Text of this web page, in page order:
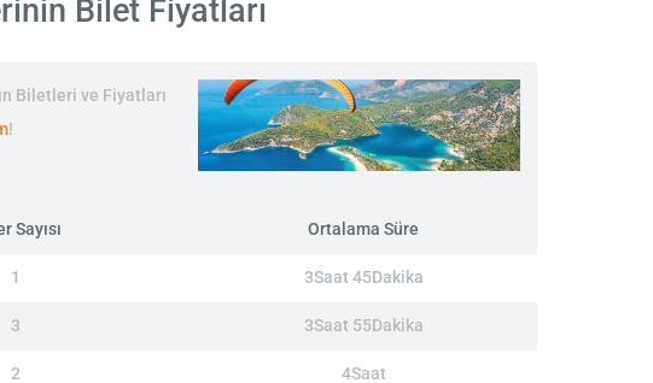
Bilet Fiyatları
Biletleri ve Fiyatları
!
Sayısı Ortalama Süre
1 3Saat 45Dakika
3 3Saat 55Dakika
2 4Saat